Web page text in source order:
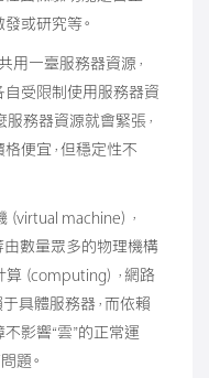
或研究等。
用一臺服務器資源，
自受限制使用服務器資
服務器資源就會緊張，
便宜，但穩定性不
virtual machine），
數量眾多的物理機構
算（computing），網路
于具體服務器，而依賴
影響“雲”的正常運
題。